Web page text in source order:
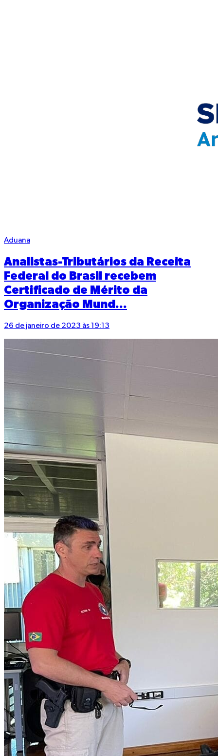
Aduana
Analistas-Tributários da Receita
Federal do Brasil recebem
Certificado de Mérito da
Organização Mund...
26 de janeiro de 2023 às 19:13